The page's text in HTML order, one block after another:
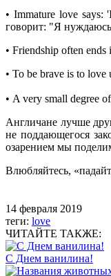
• Immature love
говорит: "Я
• Friendship often
• To be brave is to
• A very small degree
Англичане лучше
не поддающегося
озарением мы
Влюбляйтесь,
14 февраля 2019
теги: love
ЧИТАЙТЕ ТАКЖЕ:
С Днем ванилина!